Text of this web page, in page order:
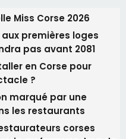
Miss Corse 2026
aux premières loges
pas avant 2081
en Corse pour
?
marqué par une
les restaurants
corses